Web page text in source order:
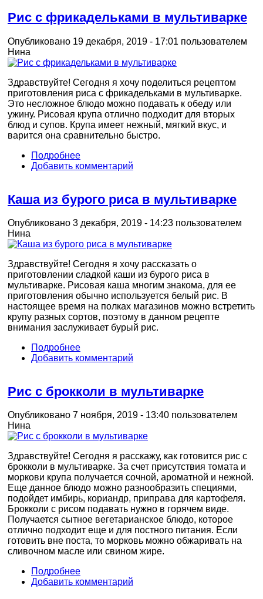
Рис с фрикадельками в мультиварке
Опубликовано 19 декабря, 2019 - 17:01 пользователем
Нина
Здравствуйте! Сегодня я хочу поделиться рецептом
приготовления риса с фрикадельками в мультиварке.
Это несложное блюдо можно подавать к обеду или
ужину. Рисовая крупа отлично подходит для вторых
блюд и супов. Крупа имеет нежный, мягкий вкус, и
варится она сравнительно быстро.
Подробнее
Добавить комментарий
Каша из бурого риса в мультиварке
Опубликовано 3 декабря, 2019 - 14:23 пользователем
Нина
Здравствуйте! Сегодня я хочу рассказать о
приготовлении сладкой каши из бурого риса в
мультиварке. Рисовая каша многим знакома, для ее
приготовления обычно используется белый рис. В
настоящее время на полках магазинов можно встретить
крупу разных сортов, поэтому в данном рецепте
внимания заслуживает бурый рис.
Подробнее
Добавить комментарий
Рис с брокколи в мультиварке
Опубликовано 7 ноября, 2019 - 13:40 пользователем
Нина
Здравствуйте! Сегодня я расскажу, как готовится рис с
брокколи в мультиварке. За счет присутствия томата и
моркови крупа получается сочной, ароматной и нежной.
Еще данное блюдо можно разнообразить специями,
подойдет имбирь, кориандр, приправа для картофеля.
Брокколи с рисом подавать нужно в горячем виде.
Получается сытное вегетарианское блюдо, которое
отлично подходит еще и для постного питания. Если
готовить вне поста, то морковь можно обжаривать на
сливочном масле или свином жире.
Подробнее
Добавить комментарий